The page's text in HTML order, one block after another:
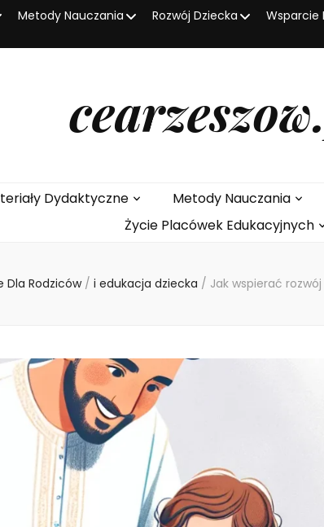
Metody Nauczania Rozwój Dziecka Wsparcie
Dydaktyczne Metody Nauczania
Życie Placówek Edukacyjnych
Dla Rodziców/ i edukacja dziecka / Jak wspierać